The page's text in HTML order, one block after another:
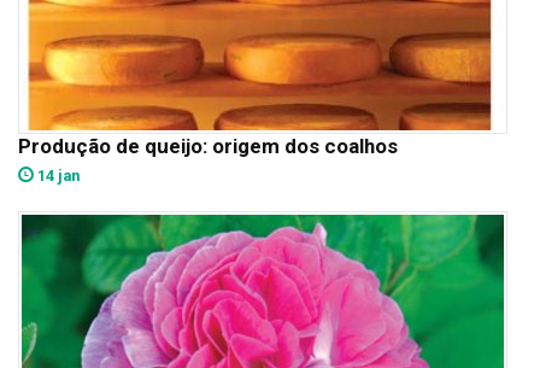
Produção de queijo: origem dos coalhos
14 jan